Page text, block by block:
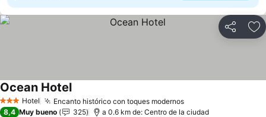
Compartir
3 Estrellas
Hotel Encanto histórico con toques modernos
Ocean Hotel
8,4 Muy bueno 325 a 0.6 km de: Centro de la ciudad